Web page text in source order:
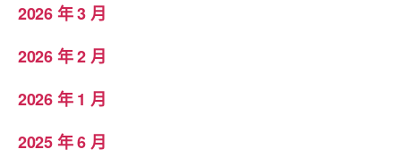
2026 年 3 月
2026 年 2 月
2026 年 1 月
2025 年 6 月